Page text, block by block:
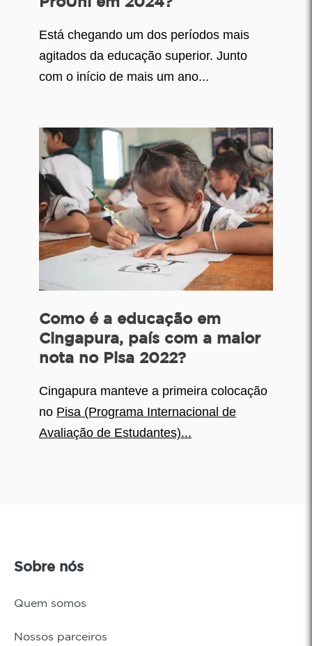
Está chegando um dos períodos mais
agitados da educação superior. Junto
com o início de mais um ano...
Como é a educação em
Cingapura, país com a maior
nota no Pisa 2022?
Cingapura manteve a primeira colocação
no Pisa (Programa Internacional de
Avaliação de Estudantes)...
Sobre nós
Quem somos
Nossos parceiros